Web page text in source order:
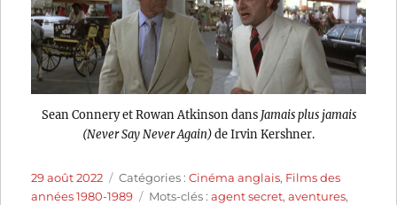
Sean Connery et Rowan Atkinson dans Jamais plus jamais
(Never Say Never Again)de Irvin Kershner.
Publié
le
29 août 2022 Catégories
Catégories :Cinéma anglais, Films des
années 1980-1989
Étiquettes
Mots-clés :agent secret,aventures,